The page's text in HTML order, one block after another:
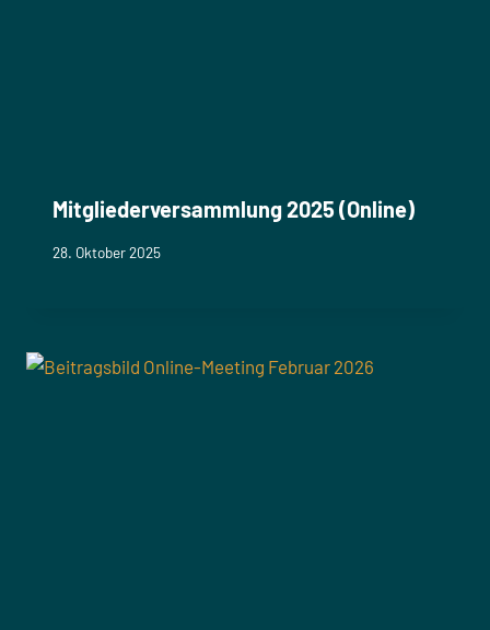
Mitgliederversammlung 2025 (Online)
28. Oktober 2025